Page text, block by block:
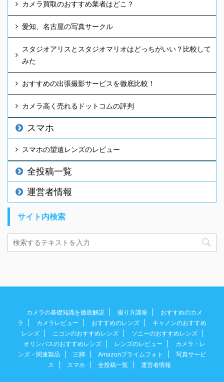
カメラ買取のおすすめ業者はどこ？
愛知、名古屋の写真サークル
スタジオアリスとスタジオマリオはどっちがいい？比較して
みた
おすすめの出張撮影サービスを徹底比較！
カメラ高く売れるドットコムの評判
スマホ
スマホの望遠レンズのレビュー
全投稿一覧
運営者情報
サイト内検索
カメラの基礎知識を徹底解説 撮り方講座
おすすめのカメ
ラ
カメラレビュー おすすめのレンズ
キャノンのおすすめ
レンズ
ニコンのおすすめレンズ
ソニーのおすすめレンズ
オリンパスのおすすめレンズ
レンズのレビュー
カメラ・レ
ンズ・関連製品
三脚 Amazonプライムフォト
写真サービ
ス
スマホ 全投稿一覧 運営者情報